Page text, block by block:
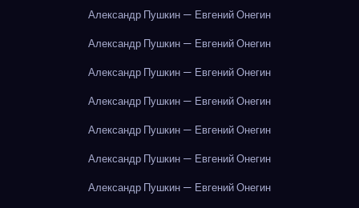
Александр Пушкин — Евгений Онегин
Александр Пушкин — Евгений Онегин
Александр Пушкин — Евгений Онегин
Александр Пушкин — Евгений Онегин
Александр Пушкин — Евгений Онегин
Александр Пушкин — Евгений Онегин
Александр Пушкин — Евгений Онегин